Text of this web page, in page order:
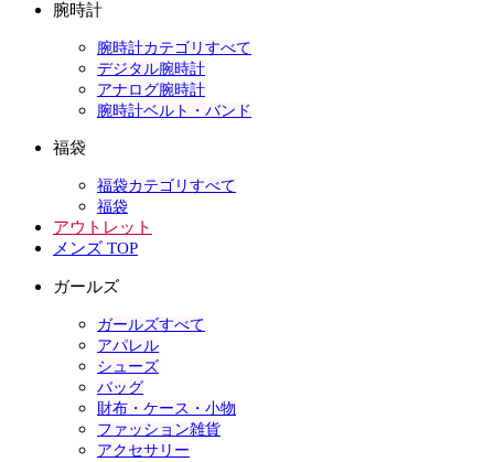
腕時計
腕時計カテゴリすべて
デジタル腕時計
アナログ腕時計
腕時計ベルト・バンド
福袋
福袋カテゴリすべて
福袋
アウトレット
メンズ TOP
ガールズ
ガールズすべて
アパレル
シューズ
バッグ
財布・ケース・小物
ファッション雑貨
アクセサリー